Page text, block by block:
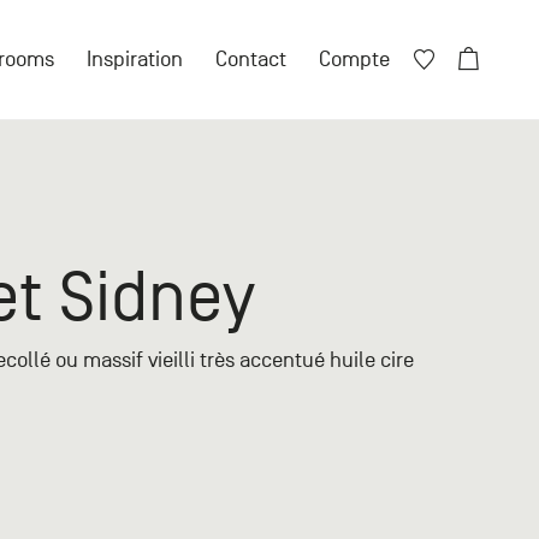
Inspiration Contact Compte
Sidney
ou massif vieilli très accentué huile cire
compte particulier